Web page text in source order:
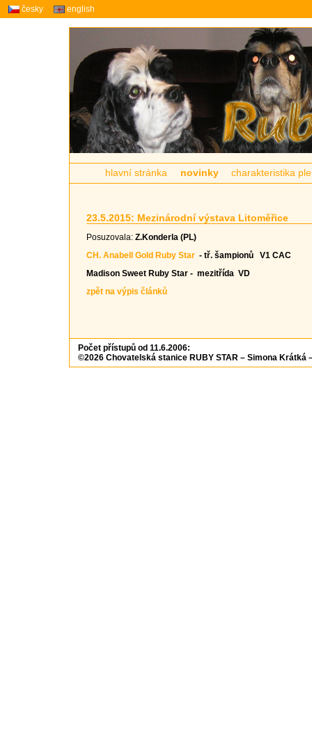
česky english
hlavní stránka novinky charakteristika
23.5.2015: Mezinárodní výstava Litoměřice
Posuzovala: Z.Konderla (PL)
CH. Anabell Gold Ruby Star - tř. šampionů V1 CAC
Madison Sweet Ruby Star - mezitřída VD
zpět na výpis článků
Počet přístupů od 11.6.2006:
©2026 Chovatelská stanice RUBY STAR – Simona Krátká